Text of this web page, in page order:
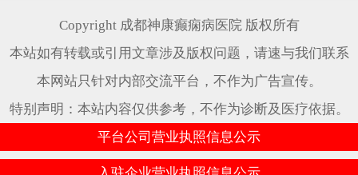
Copyright 成都神康癫痫病医院 版权所有
本站如有转载或引用文章涉及版权问题，请速与我们联系
本网站只针对内部交流平台，不作为广告宣传。
特别声明：本站内容仅供参考，不作为诊断及医疗依据。
平台公司营业执照信息公示